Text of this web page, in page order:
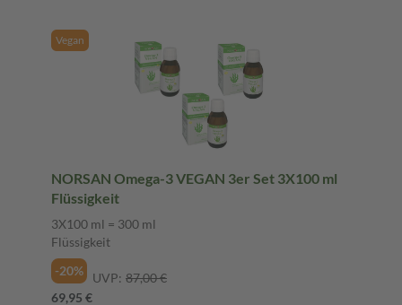
Vegan
NORSAN Omega-3 VEGAN 3er Set 3X100 ml
Flüssigkeit
3X100 ml = 300 ml
Flüssigkeit
-20%
UVP: 87,00 €
69,95 €